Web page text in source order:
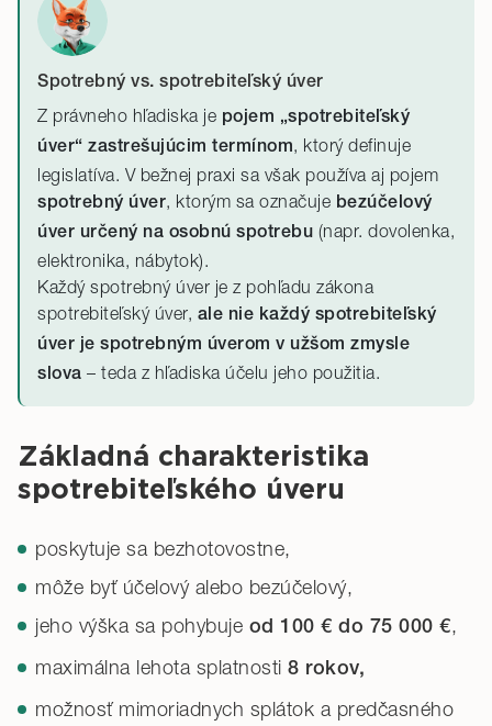
Spotrebný vs. spotrebiteľský úver
Z právneho hľadiska je pojem „spotrebiteľský
úver“ zastrešujúcim termínom, ktorý definuje
legislatíva. V bežnej praxi sa však používa aj pojem
spotrebný úver, ktorým sa označuje bezúčelový
úver určený na osobnú spotrebu (napr. dovolenka,
elektronika, nábytok).
Každý spotrebný úver je z pohľadu zákona
spotrebiteľský úver, ale nie každý spotrebiteľský
úver je spotrebným úverom v užšom zmysle
slova – teda z hľadiska účelu jeho použitia.
Základná charakteristika
spotrebiteľského úveru
poskytuje sa bezhotovostne,
môže byť účelový alebo bezúčelový,
jeho výška sa pohybuje od 100 € do 75 000 €,
maximálna lehota splatnosti 8 rokov,
možnosť mimoriadnych splátok a predčasného